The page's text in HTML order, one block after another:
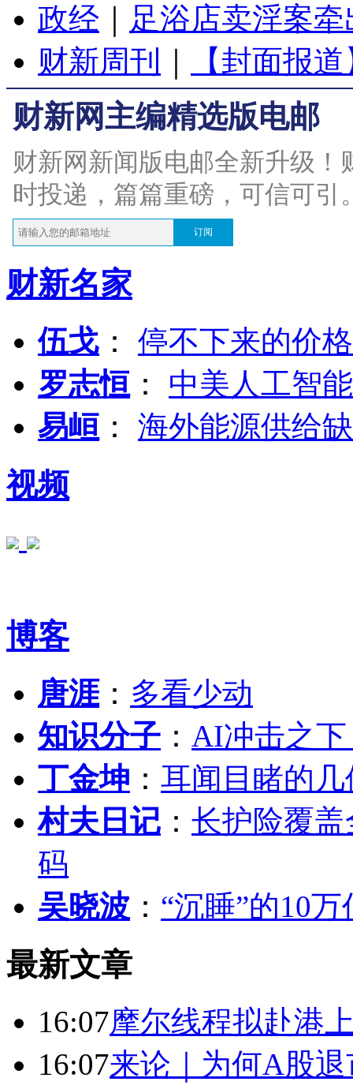
政经
足浴店卖淫案
财新周刊
【封面报
财新网主编精选版电邮
财新网新闻版电邮全新升级
时投递，篇篇重磅，可信可引
订阅
财新名家
伍戈 ： 停不下来的价
罗志恒 ： 中美人工智
易峘 ： 海外能源供给
视频
博客
唐涯： 多看少动
知识分子 ： AI冲击之
丁金坤 ： 耳闻目睹的
村夫日记 ： 长护险覆
码
吴晓波 ： “沉睡”的10
最新文章
16:07摩尔线程拟赴港
16:07来论｜为何A股